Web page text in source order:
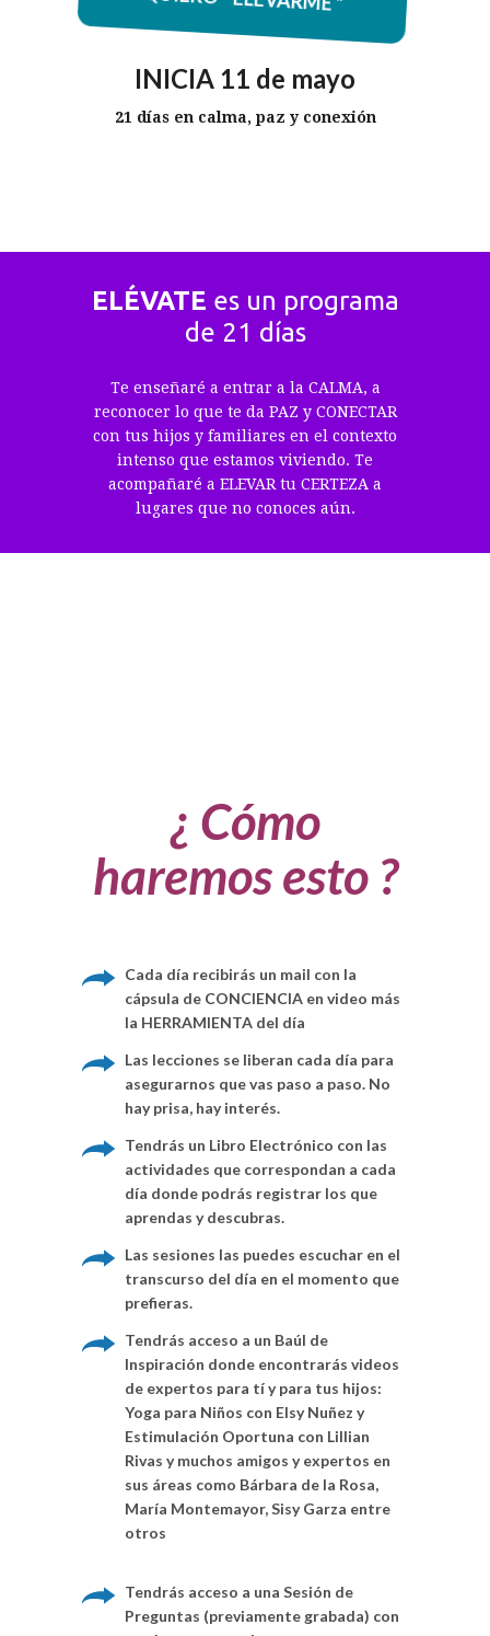
INICIA 11 de mayo
21 días en calma, paz y conexión
ELÉVATE es un programa
de 21 días
Te enseñaré a entrar a la CALMA, a
reconocer lo que te da PAZ y CONECTAR
con tus hijos y familiares en el contexto
intenso que estamos viviendo. Te
acompañaré a ELEVAR tu CERTEZA a
lugares que no conoces aún.
¿ Cómo
haremos esto ?
Cada día recibirás un mail con la
cápsula de CONCIENCIA en video más
la HERRAMIENTA del día
Las lecciones se liberan cada día para
asegurarnos que vas paso a paso. No
hay prisa, hay interés.
Tendrás un Libro Electrónico con las
actividades que correspondan a cada
día donde podrás registrar los que
aprendas y descubras.
Las sesiones las puedes escuchar en el
transcurso del día en el momento que
prefieras.
Tendrás acceso a un Baúl de
Inspiración donde encontrarás videos
de expertos para tí y para tus hijos:
Yoga para Niños con Elsy Nuñez y
Estimulación Oportuna con Lillian
Rivas y muchos amigos y expertos en
sus áreas como Bárbara de la Rosa,
María Montemayor, Sisy Garza entre
otros
Tendrás acceso a una Sesión de
Preguntas (previamente grabada) con